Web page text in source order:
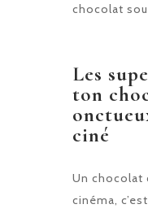
chocolat
Les
ton
ciné
Un chocolat
cinéma,